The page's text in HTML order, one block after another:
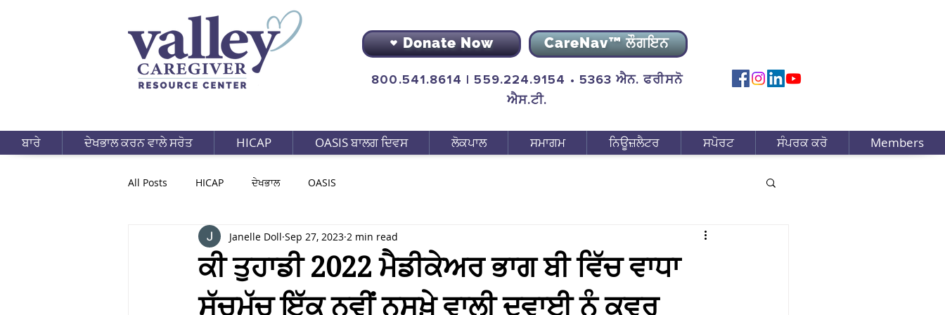
Donate Now CareNav™ ਲੌਗਇਨ
800.541.8614 | 559.224.9154 • 5363 ਐਨ. ਫਰੀਸਨੋ
ਐਸ.ਟੀ.
ਬਾਰੇ ਦੇਖਭਾਲ ਕਰਨ ਵਾਲੇ ਸਰੋਤ HICAP OASIS ਬਾਲਗ ਦਿਵਸ ਲੋਕਪਾਲ ਸਮਾਗਮ ਨਿਊਜ਼ਲੈਟਰ ਸਪੋਰਟ ਸੰਪਰਕ ਕਰੋ Members
All Posts HICAP ਦੇਖਭਾਲ OASIS
ਕੀ ਤੁਹਾਡੀ 2022 ਮੈਡੀਕੇਅਰ ਭਾਗ ਬੀ ਵਿੱਚ ਵਾਧਾ
ਸੱਚਮੁੱਚ ਇੱਕ ਨਵੀਂ ਨੁਸਖ਼ੇ ਵਾਲੀ ਦਵਾਈ ਨੂੰ ਕਵਰ
Janelle Doll Sep 27, 2023 2 min read